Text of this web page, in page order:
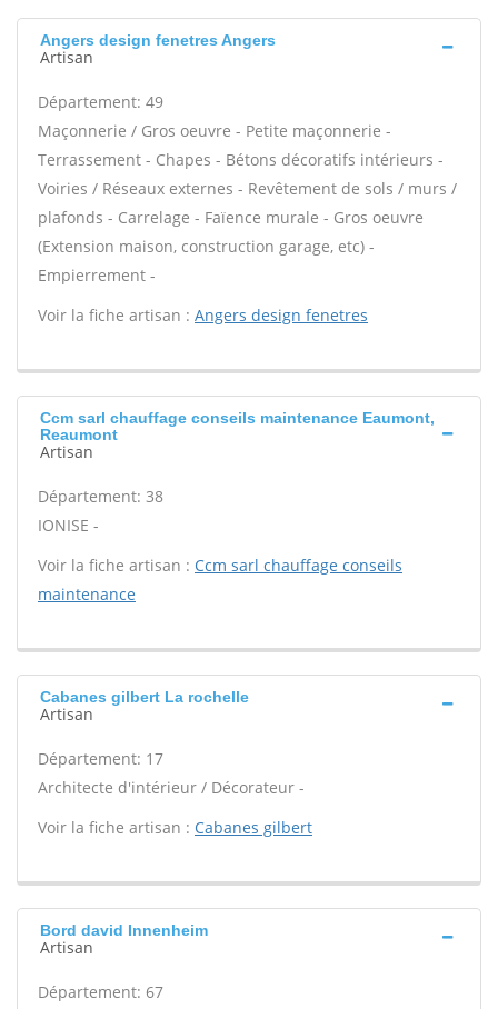
Angers design fenetres Angers
Artisan
Département: 49
Maçonnerie / Gros oeuvre - Petite maçonnerie -
Terrassement - Chapes - Bétons décoratifs intérieurs -
Voiries / Réseaux externes - Revêtement de sols / murs /
plafonds - Carrelage - Faïence murale - Gros oeuvre
(Extension maison, construction garage, etc) -
Empierrement -
Voir la fiche artisan : Angers design fenetres
Ccm sarl chauffage conseils maintenance Eaumont,
Reaumont
Artisan
Département: 38
IONISE -
Voir la fiche artisan : Ccm sarl chauffage conseils
maintenance
Cabanes gilbert La rochelle
Artisan
Département: 17
Architecte d'intérieur / Décorateur -
Voir la fiche artisan : Cabanes gilbert
Bord david Innenheim
Artisan
Département: 67